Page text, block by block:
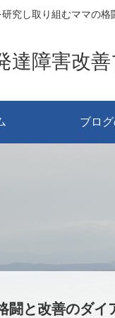
究し取り組むママの格
達障害改
ブロ
闘と改善のダイ